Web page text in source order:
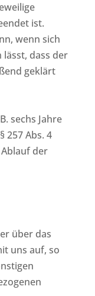
ist.
wenn sich
dass der
geklärt
sechs Jahre
257 Abs. 4
der
über das
uns auf, so